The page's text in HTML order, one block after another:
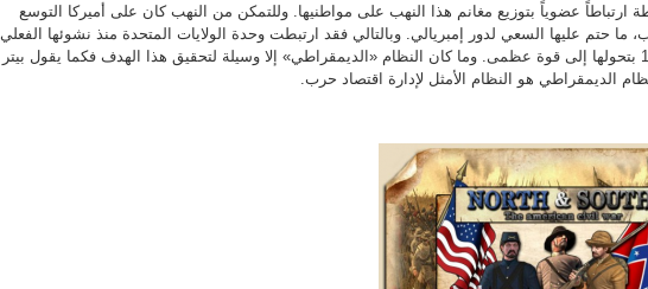
ارتباطاً عضوياً بتوزيع مغانم هذا النهب على مواطنيها. وللتمكن من النهب كان على أميركا التوسع
حتم عليها السعي لدور إمبريالي. وبالتالي فقد ارتبطت وحدة الولايات المتحدة منذ نشوئها الفعلي
في العام 1865 بتحولها إلى قوة عظمى. وما كان النظام «الديمقراطي» إلا وسيلة لتحقيق هذا الهدف فكما يقول بيتر
الديمقراطي هو النظام الأمثل لإدارة اقتصاد حرب.